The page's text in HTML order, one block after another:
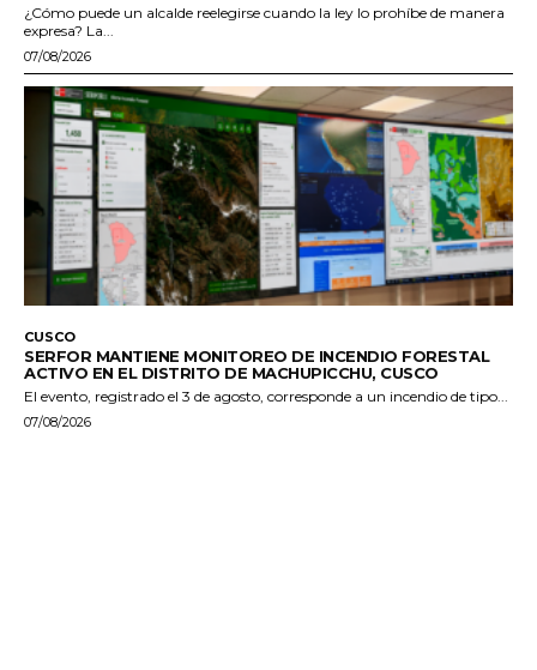
¿Cómo puede un alcalde reelegirse cuando la ley lo prohíbe de manera
expresa? La...
07/08/2026
CUSCO
SERFOR MANTIENE MONITOREO DE INCENDIO FORESTAL
ACTIVO EN EL DISTRITO DE MACHUPICCHU, CUSCO
El evento, registrado el 3 de agosto, corresponde a un incendio de tipo...
07/08/2026